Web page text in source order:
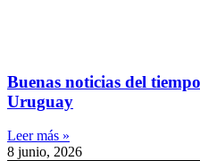
Buenas noticias del
Uruguay
Leer más »
8 junio, 2026